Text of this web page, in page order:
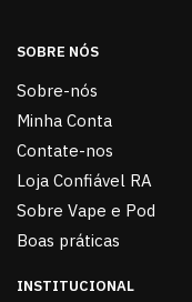
SOBRE NÓS
Sobre-nós
Minha Conta
Contate-nos
Loja Confiável RA
Sobre Vape e Pod
Boas práticas
INSTITUCIONAL